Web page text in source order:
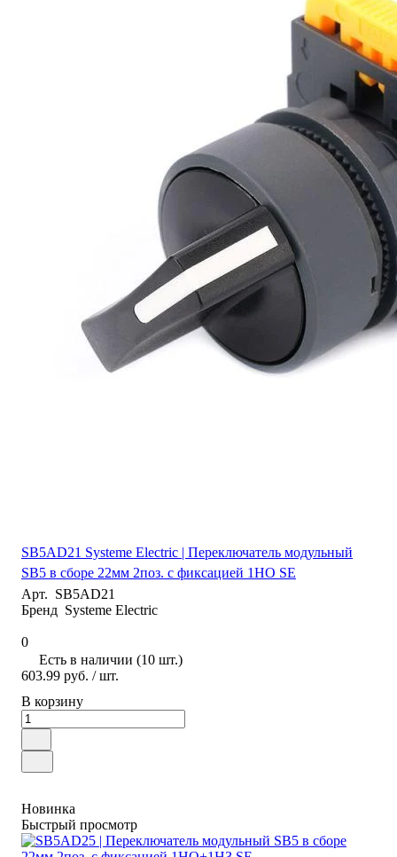
SB5AD21 Systeme Electric | Переключатель модульный
SB5 в сборе 22мм 2поз. с фиксацией 1НО SE
Арт. SB5AD21
Бренд Systeme Electric
0
Есть в наличии (10 шт.)
603.99 руб. / шт.
В корзину
Новинка
Быстрый просмотр